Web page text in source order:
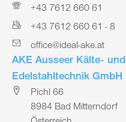
+43 7612 660 61
+43 7612 660 61 - 8
office@ideal-ake.at
AKE Ausseer Kälte- und
Edelstahltechnik GmbH
Pichl 66
8984 Bad Mitterndorf